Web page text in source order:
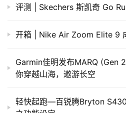
评测 | Skechers 斯凯奇 Go
开箱 | Nike Air Zoom Elite 9
Garmin佳明发布MARQ (Gen
你穿越山海，遨游长空
轻快起跑—百锐腾Bryton